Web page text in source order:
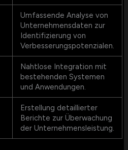
Umfassende Analyse von
Unternehmensdaten zur
Identifizierung von
Verbesserungspotenzialen.
Nahtlose Integration mit
bestehenden Systemen
und Anwendungen.
Erstellung detaillierter
Berichte zur Überwachung
der Unternehmensleistung.